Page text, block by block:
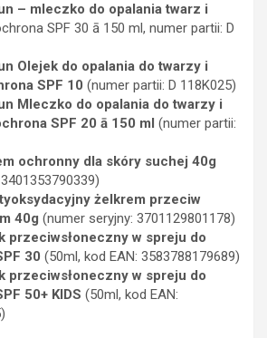
– mleczko do opalania twarz i
SPF 30 ā 150 ml, numer partii: D
Olejek do opalania do twarzy i
SPF 10 (numer partii: D 118K025)
Mleczko do opalania do twarzy i
SPF 20 ā 150 ml (numer partii:
ochronny dla skóry suchej 40g
żelkrem przeciw
40g (numer seryjny: 3701129801178)
przeciwsłoneczny w spreju do
30 (50ml, kod EAN: 3583788179689)
przeciwsłoneczny w spreju do
50+ KIDS (50ml, kod EAN: